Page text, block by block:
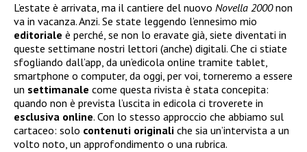
L’estate è arrivata, ma il cantiere del nuovo Novella 2000non
va in vacanza. Anzi. Se state leggendo l’ennesimo mio
editoriale è perché, se non lo eravate già, siete diventati in
queste settimane nostri lettori (anche) digitali. Che ci stiate
sfogliando dall’app, da un’edicola online tramite tablet,
smartphone o computer, da oggi, per voi, torneremo a essere
un settimanale come questa rivista è stata concepita:
quando non è prevista l’uscita in edicola ci troverete in
esclusiva online. Con lo stesso approccio che abbiamo sul
cartaceo: solo contenuti originali che sia un’intervista a un
volto noto, un approfondimento o una rubrica.